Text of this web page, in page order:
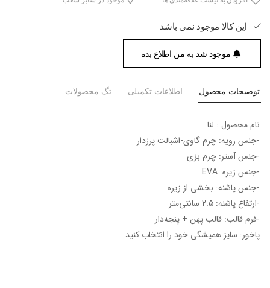
این کالا موجود نمی باشد
موجود شد به من اطلاع بده
توضیحات محصول اطلاعات تکمیلی تگ محصولات
نام محصول : لنا
-جنس رویه: چرم گاوی-اشبالت پرزدار
-جنس آستر: چرم بزی
-جنس زیره: EVA
-جنس پاشنه: بخشی از زیره
-ارتفاع پاشنه: 2.5 سانتی‌متر
-فرم قالب: قالب پهن + پنجه‎‌دار
پاخور: سایز همیشگی خود را انتخاب کنید.